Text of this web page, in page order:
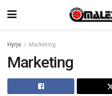
Hyrje Marketing
Marketing